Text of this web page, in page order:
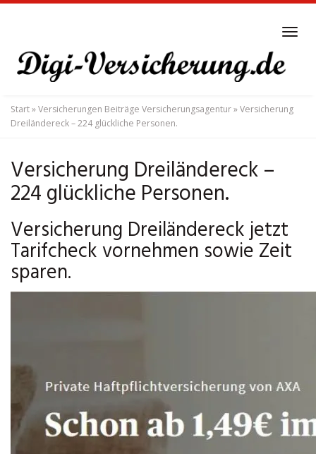
main
content
Start»Versicherungen Beiträge Versicherungsagentur»Versicherung
Dreiländereck – 224 glückliche Personen.
Versicherung Dreiländereck –
224 glückliche Personen.
Versicherung Dreiländereck jetzt
Tarifcheck vornehmen sowie Zeit
sparen.